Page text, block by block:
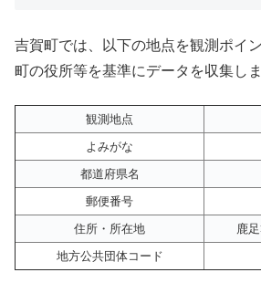
吉賀町では、以下の地点を観測ポイ
町の役所等を基準にデータを収集しま
観測地点
よみがな
都道府県名
郵便番号
住所・所在地
鹿
地方公共団体コード